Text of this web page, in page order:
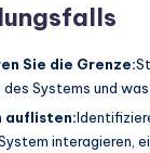
Sie die Grenze:
des Systems und
auflisten:
interagieren,